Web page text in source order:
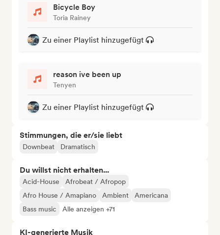
Bicycle Boy
Toria Rainey
Zu einer Playlist hinzugefügt
reason ive been up
Tenyen
Zu einer Playlist hinzugefügt
Stimmungen, die er/sie liebt
Downbeat Dramatisch
Du willst nicht erhalten...
Acid-House
Afrobeat / Afropop
Afro House / Amapiano
Ambient
Americana
Bass music
Alle anzeigen +71
KI-generierte Musik